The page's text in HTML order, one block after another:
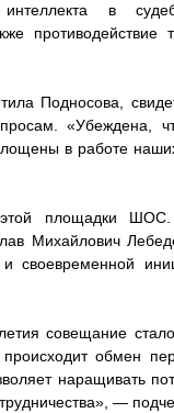
в
противодействие
Подносова,
«Убеждена,
в работе
площадки
Михайлович
совещание
обмен
наращивать
—